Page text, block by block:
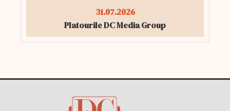
31.07.2026
Platourile DC Media Group